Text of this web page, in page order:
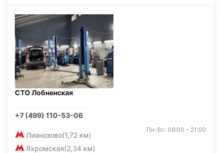
СТО Лобненская
+7 (499) 110-53-06
Лианозово(1,72 км)
Яхромская(2,34 км)
Пн-Вс: 09:00 - 21:00